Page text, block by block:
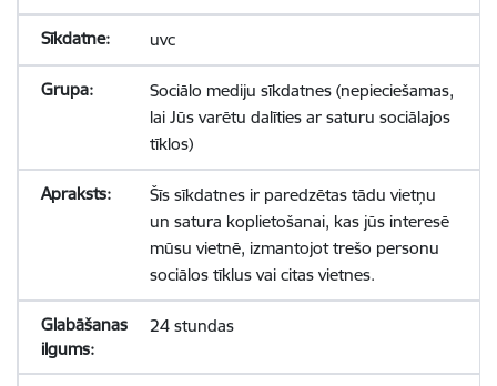
uvc
Sociālo mediju sīkdatnes (nepieciešamas,
lai Jūs varētu dalīties ar saturu sociālajos
tīklos)
Šīs sīkdatnes ir paredzētas tādu vietņu
un satura koplietošanai, kas jūs interesē
mūsu vietnē, izmantojot trešo personu
sociālos tīklus vai citas vietnes.
24 stundas